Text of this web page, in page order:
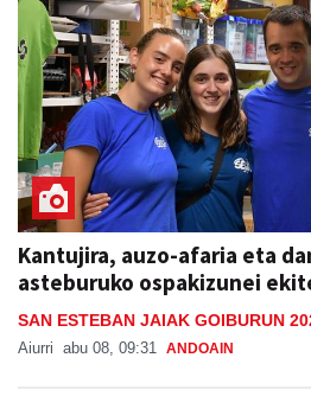
Kantujira, auzo-afaria eta
asteburuko ospakizunei
SAN ESTEBAN JAIAK GOIBURUN
Aiurri abu 08, 09:31 ANDOAIN